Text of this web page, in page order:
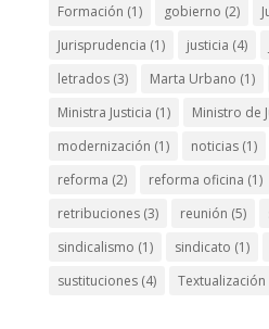
Formación (1) gobierno (2)
Jurisprudencia (1) justicia (4)
letrados(3) Marta Urbano (1)
Ministra Justicia (1) Ministro de
modernización (1) noticias(1)
reforma (2) reforma oficina (1)
retribuciones(3) reunión (5)
sindicalismo (1) sindicato (1)
sustituciones(4) Textualización